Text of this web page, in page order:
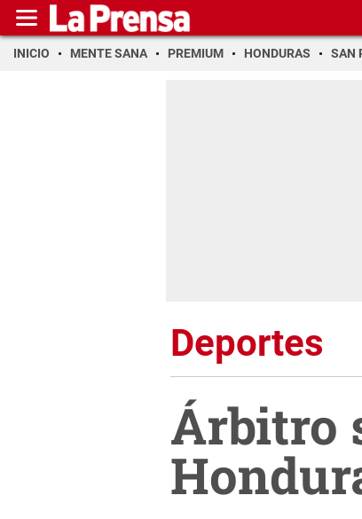
INICIO MENTE SANA PREMIUM HONDURAS SAN
Deportes
Árbitro